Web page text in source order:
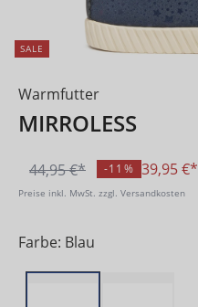
SALE
Warmfutter
MIRROLESS
39,95 €*
44,95 €* -11%
Preise inkl. MwSt. zzgl. Versandkosten
Farbe: Blau